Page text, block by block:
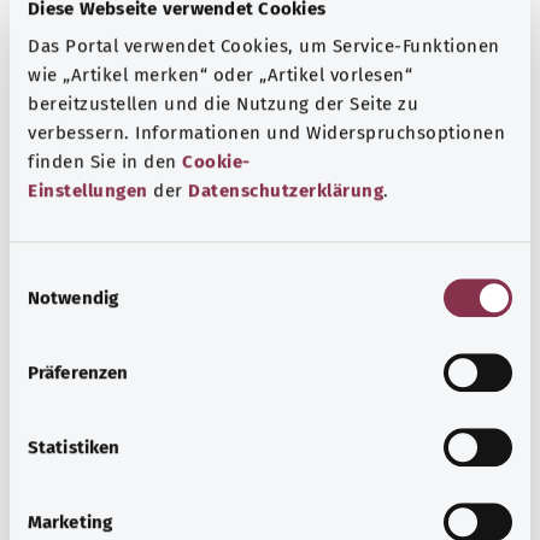
Diese Webseite verwendet Cookies
Das Portal verwendet Cookies, um Service-Funktionen
wie „Artikel merken“ oder „Artikel vorlesen“
bereitzustellen und die Nutzung der Seite zu
verbessern. Informationen und Widerspruchsoptionen
finden Sie in den Cookie-
Einstellungen der Datenschutzerklärung.
Notwendig
Präferenzen
Statistiken
Marketing
Toxoplasmose
Viele Menschen sind mit Toxoplasmose infiziert, ohne es
auf. Stecken sich Frauen erstmals in der Schwangerschaft